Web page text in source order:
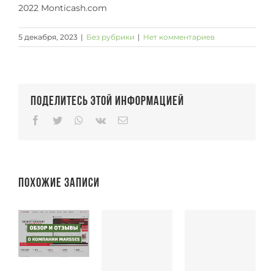
2022 Monticash.com
5 декабря, 2023 | Без рубрики | Нет комментариев
Поделитесь этой информацией
Facebook
Twitter Whatsapp
Vk Email
Похожие записи